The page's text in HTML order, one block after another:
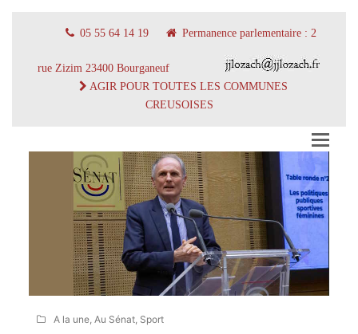
05 55 64 14 19 Permanence parlementaire : 2
rue Zizim 23400 Bourganeuf
AGIR POUR TOUTES LES COMMUNES
CREUSOISES
A la une, Au Sénat, Sport